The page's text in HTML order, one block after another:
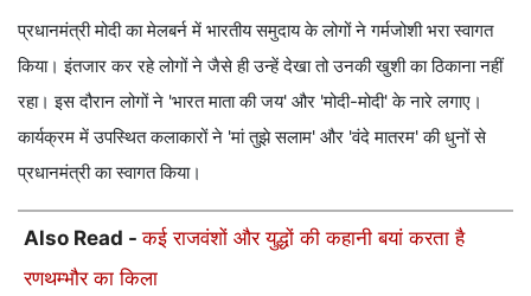
प्रधानमंत्री मोदी का मेलबर्न में भारतीय समुदाय के लोगों ने गर्मजोशी भरा स्वागत
क‍िया। इंतजार कर रहे लोगों ने जैसे ही उन्हें देखा तो उनकी खुशी का ठि‍काना नहीं
रहा। इस दौरान लोगों ने 'भारत माता की जय' और 'मोदी-मोदी' के नारे लगाए।
कार्यक्रम में उपस्‍थित कलाकारों ने 'मां तुझे सलाम' और 'वंदे मातरम' की धुनों से
प्रधानमंत्री का स्‍वागत क‍िया।
Also Read -कई राजवंशों और युद्धों की कहानी बयां करता है
रणथम्भौर का किला